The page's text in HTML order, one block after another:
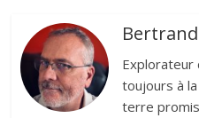
Bertrand
toujours à
terre